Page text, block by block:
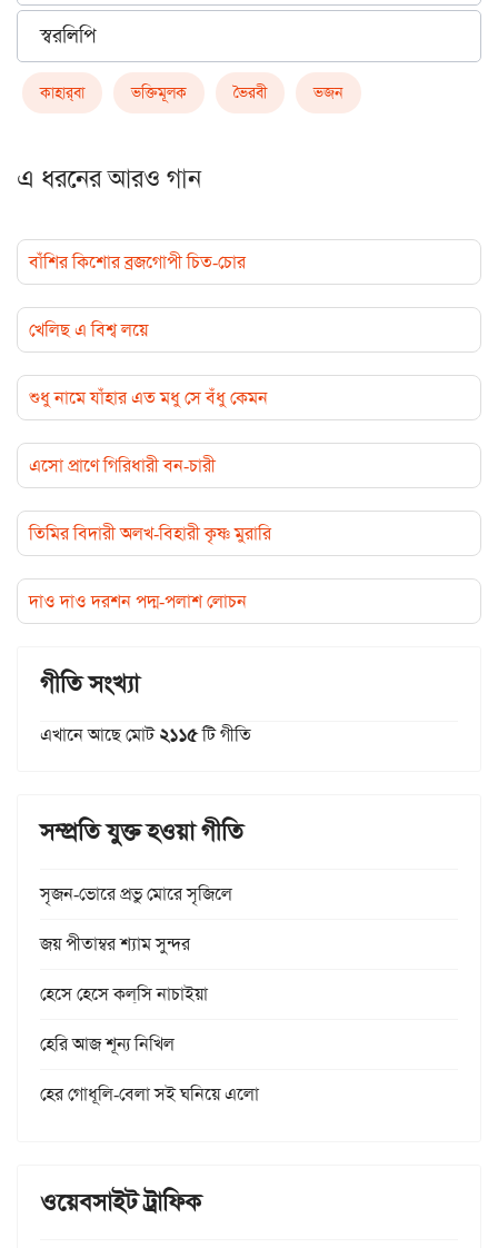
স্বরলিপি
কাহার্‌বা ভক্তিমূলক ভৈরবী ভজন
এ ধরনের আরও গান
বাঁশির কিশোর ব্রজগোপী চিত-চোর
খেলিছ এ বিশ্ব লয়ে
শুধু নামে যাঁহার এত মধু সে বঁধু কেমন
এসো প্রাণে গিরিধারী বন-চারী
তিমির বিদারী অলখ-বিহারী কৃষ্ণ মুরারি
দাও দাও দরশন পদ্ম-পলাশ লোচন
গীতি সংখ্যা
এখানে আছে মোট২১১৫টি গীতি
সম্প্রতি যুক্ত হওয়া গীতি
সৃজন-ভোরে প্রভু মোরে সৃজিলে
জয় পীতাম্বর শ্যাম সুন্দর
হেসে হেসে কল্‌সি নাচাইয়া
হেরি আজ শূন্য নিখিল
হের গোধূলি-বেলা সই ঘনিয়ে এলো
ওয়েবসাইট ট্রাফিক